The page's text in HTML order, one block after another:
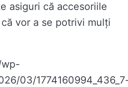
asiguri că accesoriile
vor a se potrivi mulți
03/